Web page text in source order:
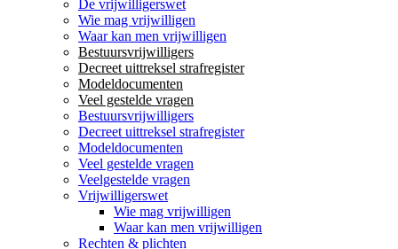
De vrijwilligerswet
Wie mag vrijwilligen
Waar kan men vrijwilligen
Bestuursvrijwilligers
Decreet uittreksel strafregister
Modeldocumenten
Veel gestelde vragen
Bestuursvrijwilligers
Decreet uittreksel strafregister
Modeldocumenten
Veel gestelde vragen
Veelgestelde vragen
Vrijwilligerswet
Wie mag vrijwilligen
Waar kan men vrijwilligen
Rechten & plichten